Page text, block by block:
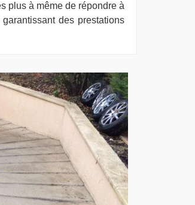
plus à même de répondre à
des prestations